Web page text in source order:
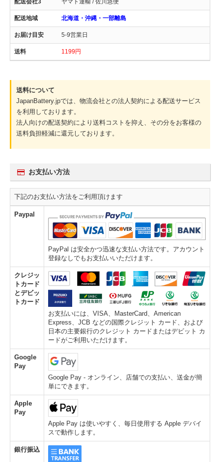
北海道・沖縄・一部離島
5-9営業日
1199円
送料について
JapanBattery.jpでは、物流会社との法人契約による配送サービス
を利用しております。
法人向けの配送契約により送料コストを抑え、その分をお客様の
送料負担軽減に還元しております。
お支払い方法
下記のお支払い方法をご利用頂けます
Paypal
PayPal は安全かつ迅速な支払い方法です。アカウント
登録なしでもお支払いいただけます。
クレジッ
トカード
とデビッ
トカード
お支払いには、VISA、MasterCard、American
Express、JCB などの国際クレジット カード、および
日本の主要銀行のクレジット カードまたはデビット カ
ードがご利用いただけます。
Google
Pay
Google Pay - オンライン、店舗での支払い、送金が簡
単にできます。
Apple
Pay
Apple Pay は使いやすく、毎日使用する Apple デバイ
スで動作します。
銀行振込